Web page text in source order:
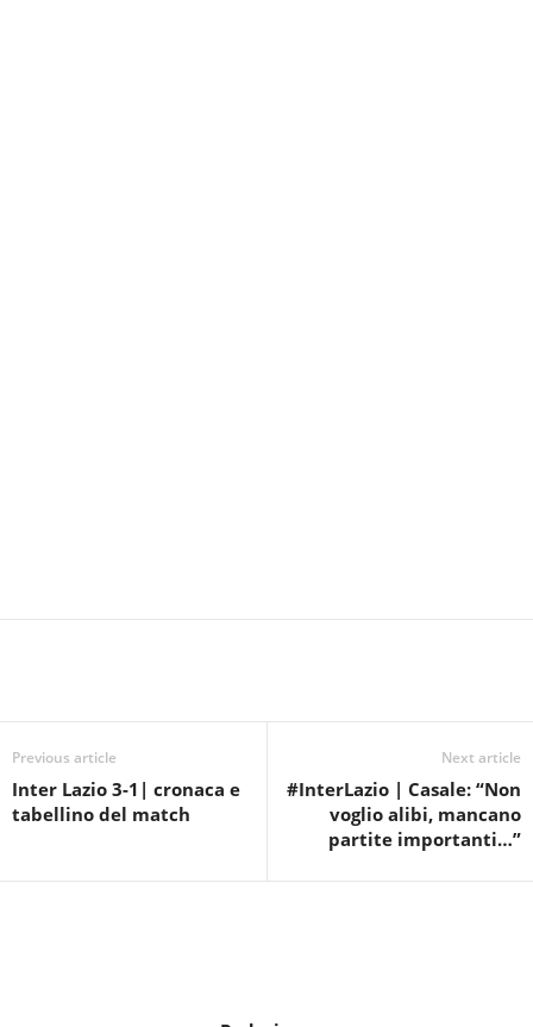
Previous article
Inter Lazio 3-1| cronaca e
tabellino del match
Next article
#InterLazio | Casale: “Non
voglio alibi, mancano
partite importanti…”